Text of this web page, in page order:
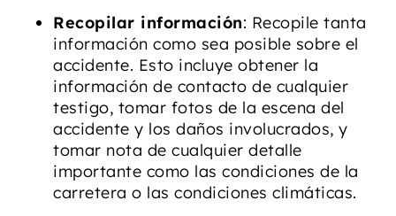
Recopilar información: Recopile tanta
información como sea posible sobre el
accidente. Esto incluye obtener la
información de contacto de cualquier
testigo, tomar fotos de la escena del
accidente y los daños involucrados, y
tomar nota de cualquier detalle
importante como las condiciones de la
carretera o las condiciones climáticas.